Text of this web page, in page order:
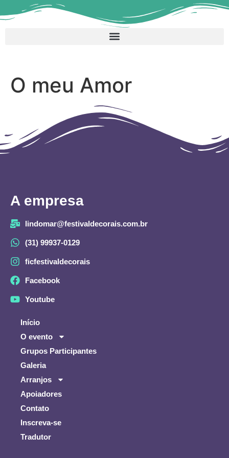
O meu Amor
A empresa
lindomar@festivaldecorais.com.br
(31) 99937-0129
ficfestivaldecorais
Facebook
Youtube
Início
O evento
Grupos Participantes
Galeria
Arranjos
Apoiadores
Contato
Inscreva-se
Tradutor